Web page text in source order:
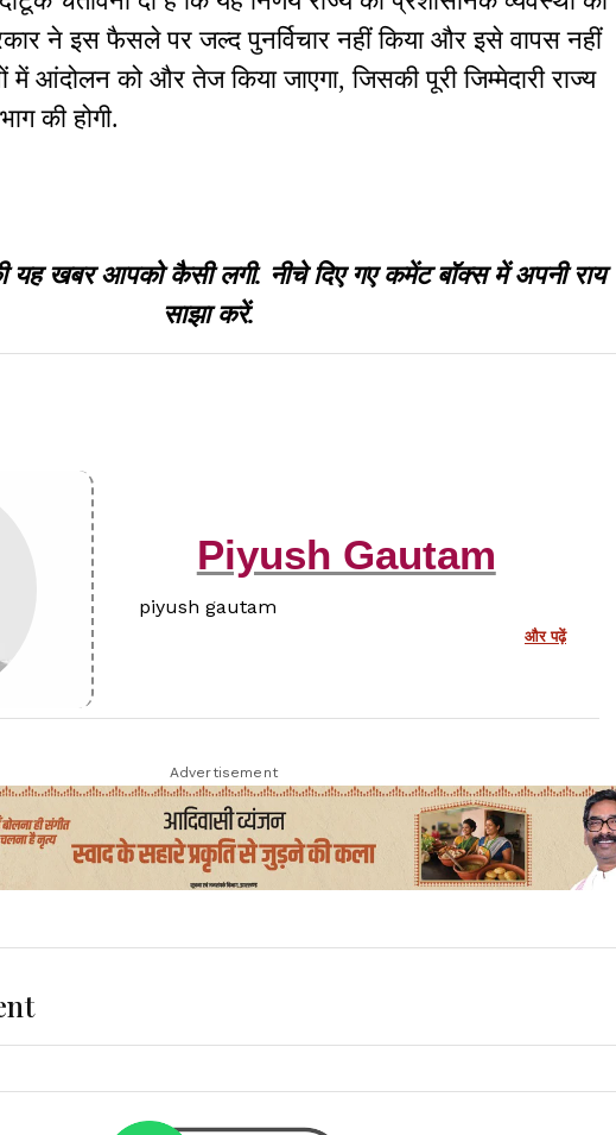
ने इस फैसले पर जल्द पुनर्विचार नहीं किया और इसे वापस नहीं
में आंदोलन को और तेज किया जाएगा, जिसकी पूरी जिम्मेदारी राज्य
की होगी.
यह खबर आपको कैसी लगी. नीचे दिए गए कमेंट बॉक्स में अपनी राय
साझा करें.
Piyush Gautam
piyush gautam
और पढ़ें
Advertisement